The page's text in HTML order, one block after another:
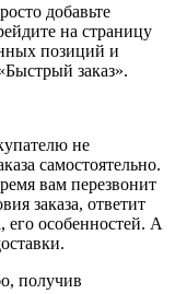
добавьте
на страницу
позиций и
заказ».
не
самостоятельно.
вам перезвонит
заказа, ответит
его особенностей. А
получив